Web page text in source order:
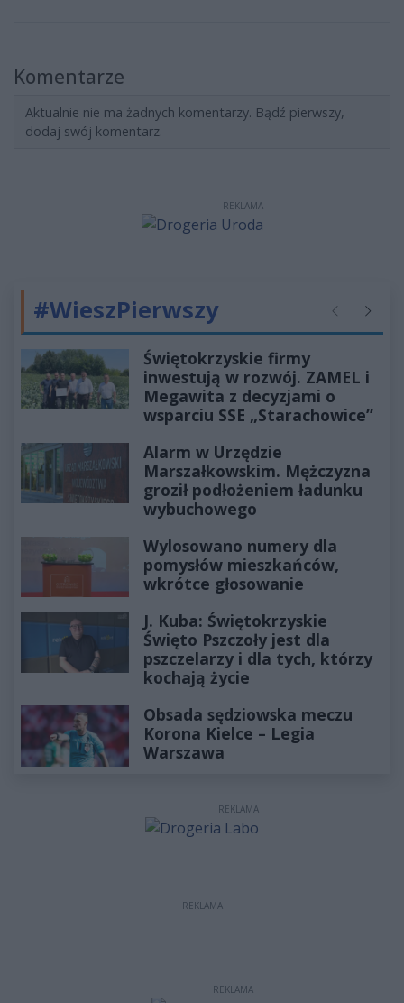
Komentarze
Aktualnie nie ma żadnych komentarzy. Bądź pierwszy,
dodaj swój komentarz.
REKLAMA
#WieszPierwszy Poprzednie
Świętokrzyskie firmy
inwestują w rozwój. ZAMEL i
Megawita z decyzjami o
wsparciu SSE „Starachowice”
Alarm w Urzędzie
Marszałkowskim. Mężczyzna
groził podłożeniem ładunku
wybuchowego
Wylosowano numery dla
pomysłów mieszkańców,
wkrótce głosowanie
J. Kuba: Świętokrzyskie
Święto Pszczoły jest dla
pszczelarzy i dla tych, którzy
kochają życie
Obsada sędziowska meczu
Korona Kielce – Legia
Warszawa
REKLAMA
REKLAMA
REKLAMA